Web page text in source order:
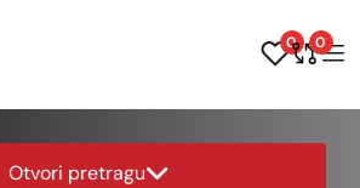
0 0
Otvori pretragu